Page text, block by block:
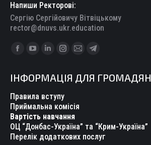
Напиши Ректорові:
Сергію Сергійовичу Вітвіцькому
rector@dnuvs.ukr.education
Find us on:
Facebook
opens
in
new
window
YouTube
opens
in
new
window
Linkedin
opens
in
new
window
Instagram
opens
in
new
window
Mail
opens
new
Telegram
opens
ІНФОРМАЦІЯ ДЛЯ ГРОМАДЯН
Правила вступу
Приймальна комісія
Вартість навчання
ОЦ “Донбас-Україна” та “Крим-Україна”
Перелік додаткових послуг